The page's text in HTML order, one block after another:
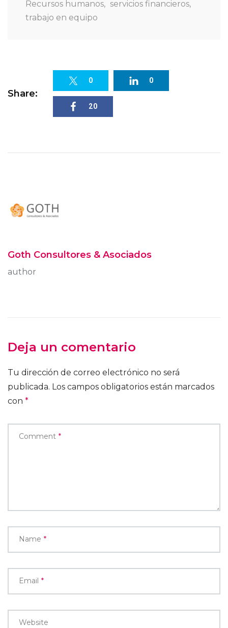
Recursos humanos, servicios financieros,
trabajo en equipo
Share:
0 0
20
Goth Consultores & Asociados
author
Deja un comentario
Tu dirección de correo electrónico no será
publicada. Los campos obligatorios están marcados
con *
Comment *
Name *
Email *
Website